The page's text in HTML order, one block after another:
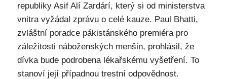
republiky Asif Alí Zardárí, který si od ministerstva
vnitra vyžádal zprávu o celé kauze. Paul Bhatti,
zvláštní poradce pákistánského premiéra pro
záležitosti náboženských menšin, prohlásil, že
dívka bude podrobena lékařskému vyšetření. To
stanoví její případnou trestní odpovědnost.